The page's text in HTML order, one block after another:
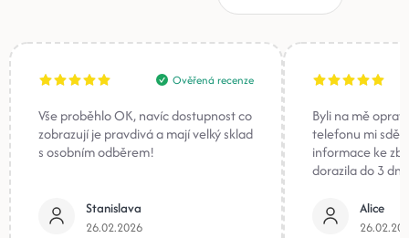
Ověřená recenze
Vše proběhlo OK, navíc dostupnost co
zobrazují je pravdivá a mají velký sklad
s osobním odběrem!
Stanislava
26.02.2026
Byli na mě
telefonu mi
informace ke
dorazila do 3
Alice